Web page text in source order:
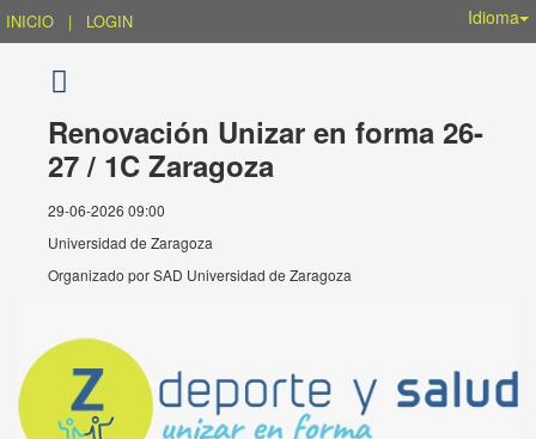
INICIO | LOGIN Idioma
Renovación Unizar en forma 26-
27 / 1C Zaragoza
29-06-2026 09:00
Universidad de Zaragoza
Organizado porSAD Universidad de Zaragoza